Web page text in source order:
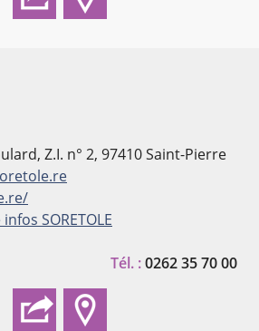
Z.I. n° 2, 97410 Saint-Pierre
SORETOLE
Tél. :0262 35 70 00